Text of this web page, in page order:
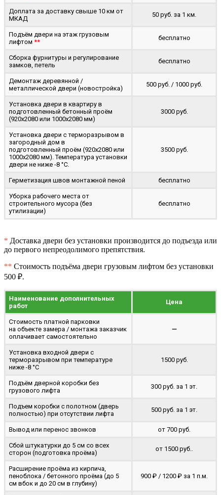
Доплата за доставку свыше 10 км от
МКАД
50 руб. за 1 км.
Подъём двери на этаж грузовым
лифтом **
бесплатно
Сборка фурнитуры и регулирование
замков, петель
бесплатно
Демонтаж деревянной /
металлической двери (новостройка)
500 руб. / 1000 руб.
Установка двери в квартиру в
подготовленный бетонный проём
(920x2080 или 1000x2080 мм)
3000 руб.
Установка двери с терморазрывом в
загородный дом в
подготовленный проём (920x2080 или
1000x2080 мм). Температура установки
двери не ниже -8 °C.
3500 руб.
Герметизация швов монтажной пеной бесплатно
Уборка рабочего места от
строительного мусора (без
утилизации)
бесплатно
* Доставка двери без установки производится до подъезда или
до первого непреодолимого препятствия.
** Стоимость подъёма двери грузовым лифтом без установки
500 ₽.
Наименование дополнительных
работ
Цена
Стоимость платной парковки
на объекте замера / монтажа заказчик
оплачивает самостоятельно
—
Установка входной двери с
терморазрывом при температуре
ниже -8 °C
1500 руб.
Подъём дверной коробки без
грузового лифта
300 руб. за 1 эт.
Подъем коробки с полотном (дверь
полностью) при отсутствии лифта
500 руб. за 1 эт.
Вывод или перенос звонков от 700 руб.
Сбой штукатурки до 5 см со всех
сторон (подготовка проёма)
от 1500 руб..
Расширение проёма из кирпича,
пеноблока / бетонного проёма (до 5
cм вбок и до 20 см в глубину)
900 ₽ / 1200 ₽ за 1 п.м.